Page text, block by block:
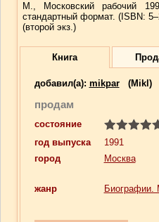
М., Московский рабочий
стандартный формат. (ISBN:
(второй экз.)
Книга
добавил(a): mikpar (Mikl)
продам
состояние
год выпуска
1991
город
Москва
жанр Биографии.